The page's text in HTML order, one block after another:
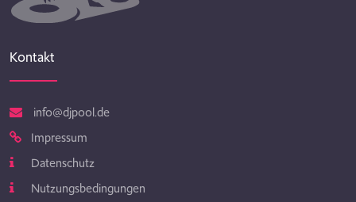
Kontakt
info@djpool.de
Impressum
Datenschutz
Nutzungsbedingungen